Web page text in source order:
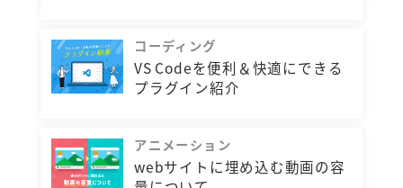
コーディング
VS Codeを便利＆快適にできる
プラグイン紹介
アニメーション
webサイトに埋め込む動画の容